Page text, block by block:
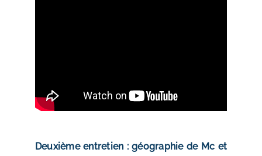
Deuxième entretien : géographie de Mc et